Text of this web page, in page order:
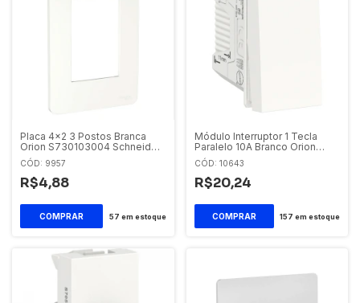
Placa 4x2 3 Postos Branca
Orion S730103004 Schneider
Orion
CÓD: 9957
R$4,88
57 em estoque
Módulo Interruptor 1 Tecla
Paralelo 10A Branco Orion
S70110304 Schneider Orion
CÓD: 10643
R$20,24
157 em estoque